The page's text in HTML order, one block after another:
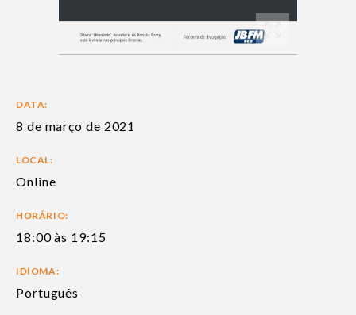
DATA:
8 de março de 2021
LOCAL:
Online
HORÁRIO:
18:00 às 19:15
IDIOMA:
Português